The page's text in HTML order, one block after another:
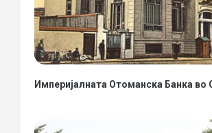
Империјалната Отоманска Банка во